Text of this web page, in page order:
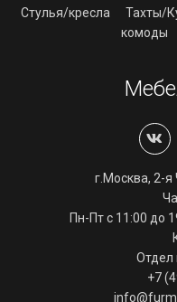
Стулья/кресла
Тахты/
комоды
г.Москва, 2-я
Пн-Пт с 11:00 до
Отдел
+7